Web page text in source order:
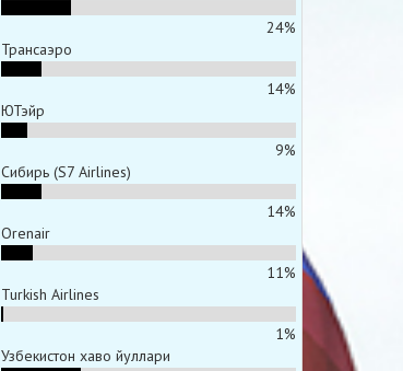
24%
Трансаэро
14%
ЮТэйр
9%
Сибирь (S7 Airlines)
14%
Orenair
11%
Turkish Airlines
1%
Узбекистон хаво йуллари